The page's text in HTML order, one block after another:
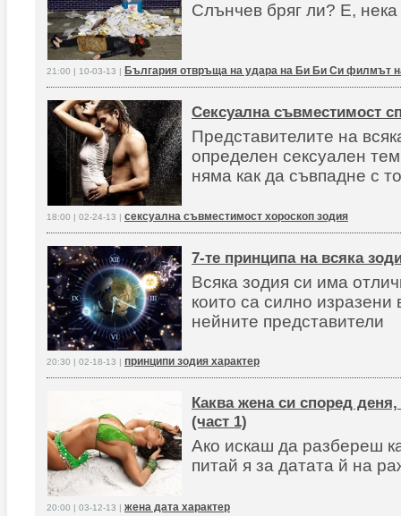
Слънчев бряг ли? Е,
21:00 | 10-03-13 | България отвръща на удара на Би Би Си филмът
Сексуална съвместимост
Представителите на
определен сексуален
няма как да съвпадне с
18:00 | 02-24-13 | сексуална съвместимост хороскоп зодия
7-те принципа на всяка
Всяка зодия си има
които са силно изразени
нейните представители
20:30 | 02-18-13 | принципи зодия характер
Каква жена си според
(част 1)
Ако искаш да разбереш
питай я за датата й на
20:00 | 03-12-13 | жена дата характер